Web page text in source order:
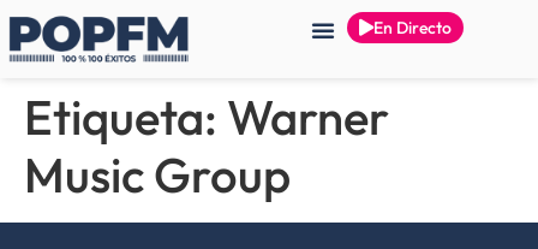
En Directo
Etiqueta: Warner
Music Group